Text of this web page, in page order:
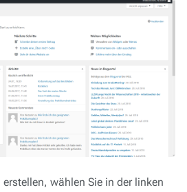
wählen Sie in der linken